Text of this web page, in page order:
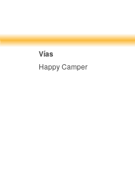
Vías
Happy Camper